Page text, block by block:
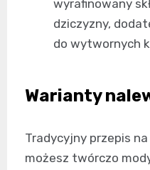
wyrafinowany
dziczyzny,
do wytwornych
Warianty
Tradycyjny przepis
możesz twórczo